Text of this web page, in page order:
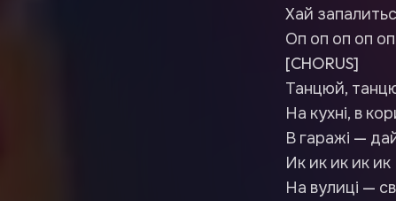
Хай
Оп оп оп оп оп
[CHORUS]
Танцюй,
На кухні, в
В гаражі —
Ик ик ик ик ик
На вулиці —